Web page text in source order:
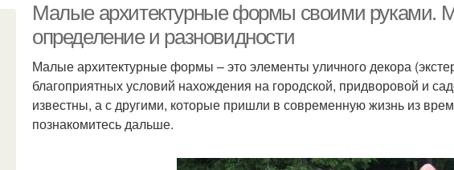
Малые архитектурные формы своими руками.
определение и разновидности
Малые архитектурные формы – это элементы уличного декора
благоприятных условий нахождения на городской, придворовой и
известны, а с другими, которые пришли в современную жизнь из
познакомитесь дальше.